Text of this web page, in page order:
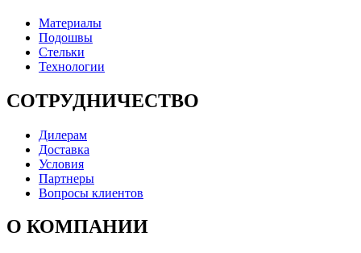
Материалы
Подошвы
Стельки
Технологии
СОТРУДНИЧЕСТВО
Дилерам
Доставка
Условия
Партнеры
Вопросы клиентов
О КОМПАНИИ